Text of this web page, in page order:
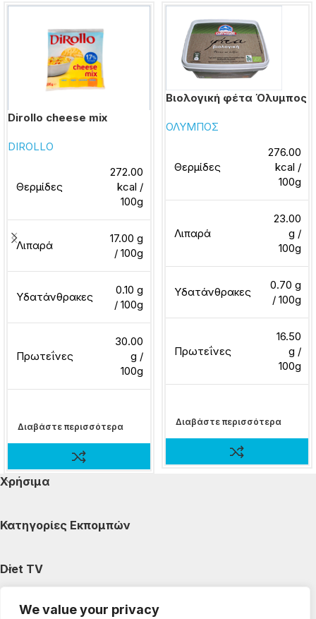
We value your privacy
Dirollo cheese mix
DIROLLO
Θερμίδες
272.00
kcal /
100g
Λιπαρά
17.00 g
/ 100g
Υδατάνθρακες
0.10 g
/ 100g
Πρωτεΐνες
30.00
g /
100g
Διαβάστε περισσότερα
Βιολογική φέτα Όλυμπος
ΟΛΥΜΠΟΣ
Θερμίδες
276.00
kcal /
100g
Λιπαρά
23.00
g /
100g
Υδατάνθρακες
0.70 g
/ 100g
Πρωτεΐνες
16.50
g /
100g
Διαβάστε περισσότερα
Χρήσιμα
Κατηγορίες Εκπομπών
Diet TV
Κατηγορίες Άρθρων